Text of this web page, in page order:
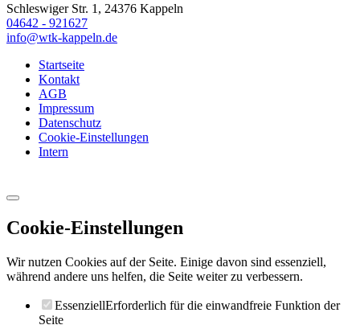
Schleswiger Str. 1, 24376 Kappeln
04642 - 921627
info@wtk-kappeln.de
Startseite
Kontakt
AGB
Impressum
Datenschutz
Cookie-Einstellungen
Intern
Cookie-Einstellungen
Wir nutzen Cookies auf der Seite. Einige davon sind essenziell,
während andere uns helfen, die Seite weiter zu verbessern.
EssenziellErforderlich für die einwandfreie Funktion der
Seite